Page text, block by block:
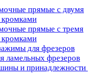
прямые с двумя
прямые с тремя
для фрезеров
ламельных фрезеров
и принадлежности